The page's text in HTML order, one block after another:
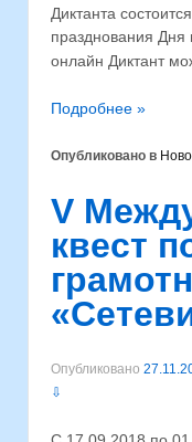
Диктанта
празднования
онлайн Диктант
Подробнее »
Опубликовано в
V
квест
Опубликовано
⇩